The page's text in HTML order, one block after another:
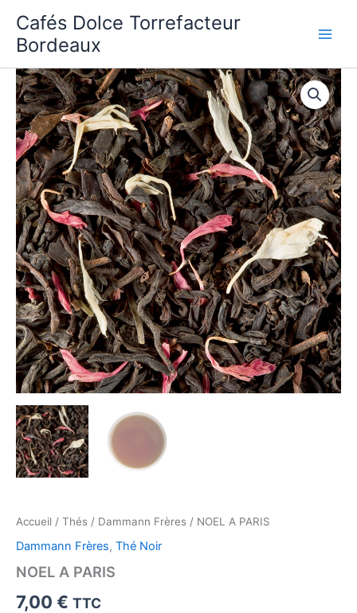
contenu
Cafés Dolce Torrefacteur
Bordeaux
Accueil / Thés / Dammann Frères / NOEL A PARIS
Dammann Frères, Thé Noir
NOEL A PARIS
7,00 € TTC